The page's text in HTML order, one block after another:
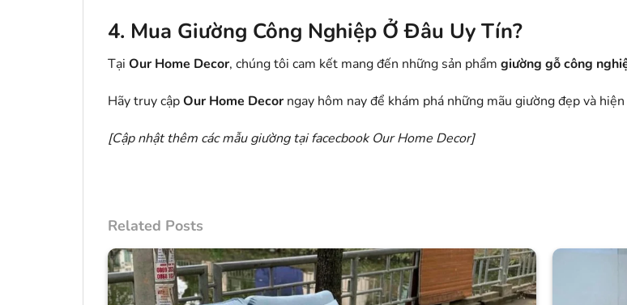
4. Mua Giường Công Nghiệp Ở Đâu Uy Tín?
Tại Our Home Decor, chúng tôi cam kết mang đến những sản phẩm giường gỗ công
Hãy truy cậpOur Home Decor ngay hôm nay để khám phá những mãu giường đẹp và
[Cập nhật thêm các mẫu giường tại facecbook Our Home Decor]
Related Posts